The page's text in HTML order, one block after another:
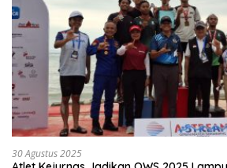
30 Agustus 2025